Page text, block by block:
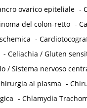
ovarico epiteliale -
del colon-retto -
-
- Celiachia / Gluten
/ Sistema nervoso
al plasma -
- Chlamydia